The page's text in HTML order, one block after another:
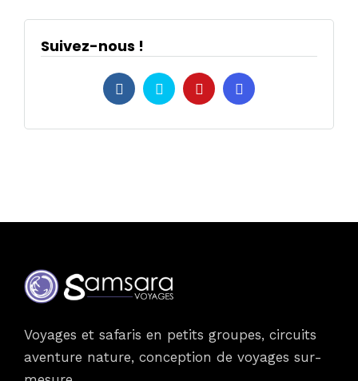
Suivez-nous !
Voyages et safaris en petits groupes, circuits
aventure nature, conception de voyages sur-